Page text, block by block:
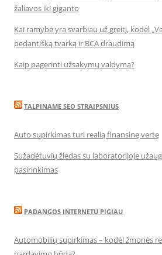
žaliavos iki giganto
Kai ramybė yra svarbiau už greitį, kodėl
pedantišką tvarką ir BCA draudimą
Kaip pagerinti užsakymų valdymą?
TALPINAME SEO STRAIPSNIUS
Auto supirkimas turi realią finansinę vertę
Sužadėtuvių žiedas su laboratorijoje
pasirinkimas
PADANGOS INTERNETU PIGIAU
Automobilių supirkimas – kodėl žmonės